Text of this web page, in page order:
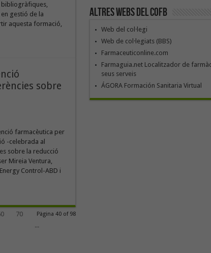
bibliogràfiques,
gestió de la
aquesta formació,
sobre
farmacèutica per
-celebrada al
sobre la reducció
Mireia Ventura,
Control-ABD i
Pàgina 40 of 98
70
...
Altres webs del COFB
Web del col·legi
Web de col·legiats (BBS)
Farmaceuticonline.com
Farmaguia.net Localitzador de
seus serveis
ÁGORA Formación Sanitaria Virtual